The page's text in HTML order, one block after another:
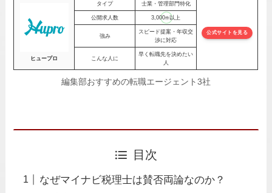
ヒュープロ
タイプ 士業・管理部門特化
公式サイトを見る
公開求人数 3,000件以上
強み
スピード提案・年収交
渉に対応
こんな人に
早く転職先を決めたい
人
編集部おすすめの転職エージェント3社
目次
なぜマイナビ税理士は賛否両論なのか？